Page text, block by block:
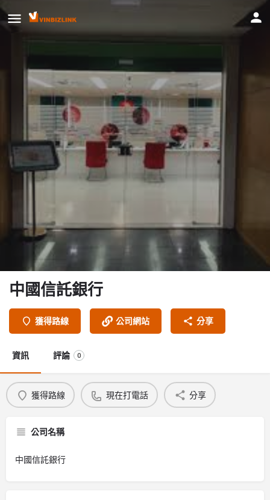
中國信託銀行
獲得路線 公司網站 分享
資訊 評論 0
獲得路線 現在打電話 分享
公司名稱
中國信託銀行